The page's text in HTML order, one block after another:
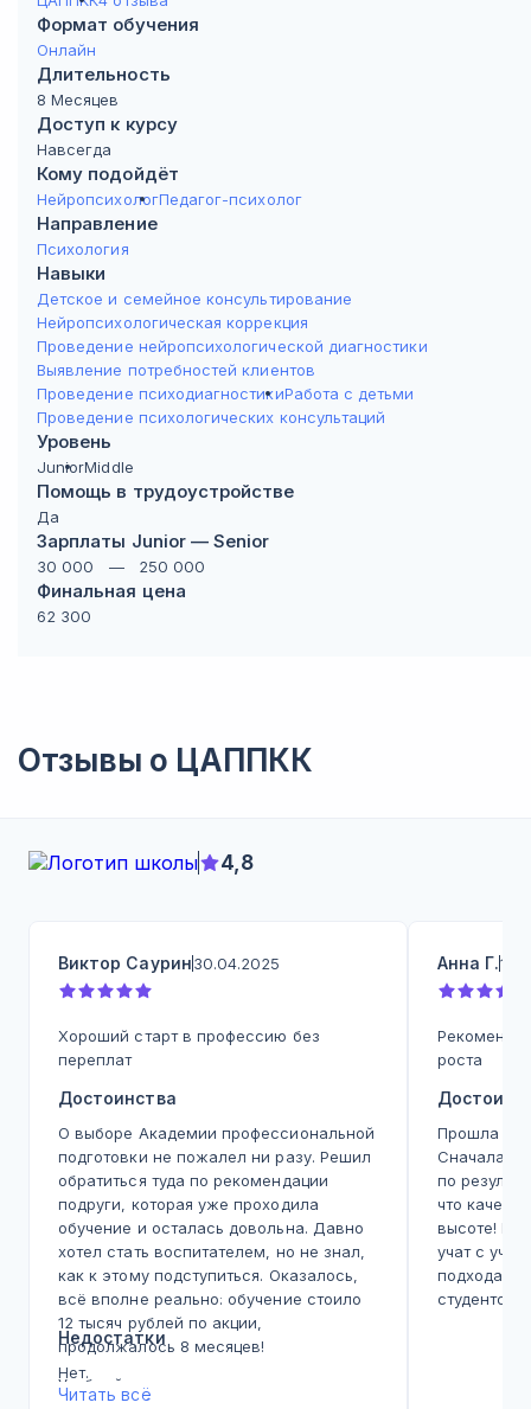
Формат обучения
Онлайн
Длительность
8 Месяцев
Доступ к курсу
Навсегда
Кому подойдёт
НейропсихологПедагог-психолог
Направление
Психология
Навыки
Детское и семейное консультирование
Нейропсихологическая коррекция
Проведение нейропсихологической диагностики
Выявление потребностей клиентов
Проведение психодиагностикиРабота с детьми
Проведение психологических консультаций
Уровень
JuniorMiddle
Помощь в трудоустройстве
Да
Зарплаты Junior — Senior
30 000 — 250 000
Финальная цена
62 300
Отзывы о ЦАППКК
4,8
Виктор Саурин30.04.2025
Хороший старт в профессию без
переплат
Достоинства
О выборе Академии профессиональной
подготовки не пожалел ни разу. Решил
обратиться туда по рекомендации
подруги, которая уже проходила
обучение и осталась довольна. Давно
хотел стать воспитателем, но не знал,
как к этому подступиться. Оказалось,
всё вполне реально: обучение стоило
12 тысяч рублей по акции,
продолжалось 8 месяцев!
Учебный процесс выстроен грамотно.
Недостатки
Нет.
Читать всё
Анна Г.
роста
Прошла в
Сначала
по
что
высоте!
учат с
подхода и
студентов.